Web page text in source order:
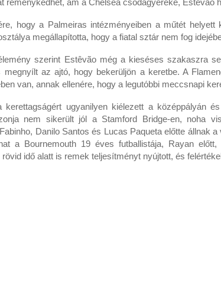
reménykedhet, ám a Chelsea csodagyereke, Estêvão
hogy a Palmeiras intézményeiben a műtét
megállapította, hogy a fiatal sztár nem fog
szerint Estêvão még a kieséses szakaszra
az ajtó, hogy bekerüljön a keretbe. A
van, annak ellenére, hogy a legutóbbi meccsnapi
kerettagságért ugyanilyen kiélezett a középpályán
nem sikerült jól a Stamford Bridge-en, noha
Danilo Santos és Lucas Paqueta előtte állnak
a Bournemouth 19 éves futballistája, Rayan
idő alatt is remek teljesítményt nyújtott, és